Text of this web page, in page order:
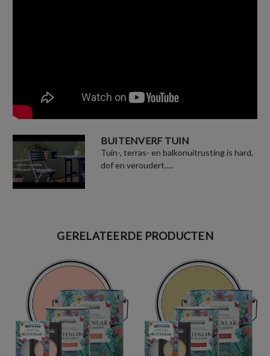
BUITENVERF TUIN
Tuin-, terras- en balkonuitrusting is hard,
dof en veroudert.....
GERELATEERDE PRODUCTEN